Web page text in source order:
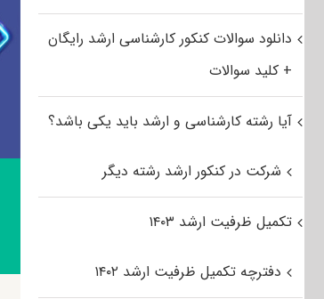
دانلود سوالات کنکور کارشناسی ارشد رایگان
+ کلید سوالات
آیا رشته کارشناسی و ارشد باید یکی باشد؟
شرکت در کنکور ارشد رشته دیگر
تکمیل ظرفیت ارشد ۱۴۰۳
دفترچه تکمیل ظرفیت ارشد ۱۴۰۲